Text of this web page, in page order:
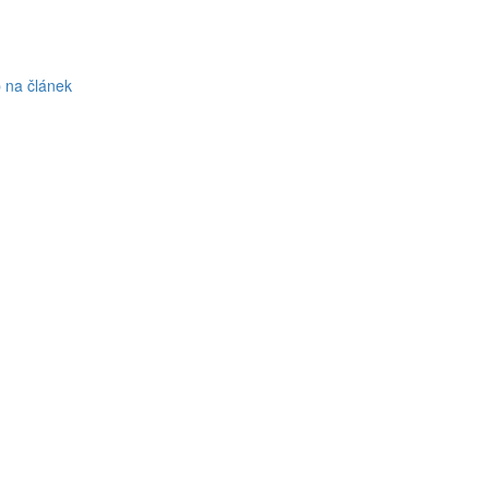
na článek